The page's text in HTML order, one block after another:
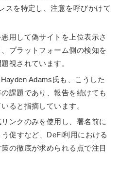
スを特定し、注意を呼びかけて
用して偽サイトを上位表示さ
プラットフォーム側の検知を
視されています。
Adams氏も、こうした
課題であり、報告を続けても
ると指摘しています。
ンクのみを使用し、署名前に
促すなど、DeFi利用における
の徹底が求められる点で注目